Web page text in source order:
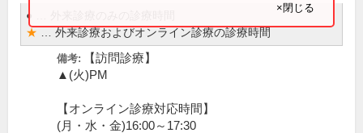
●
★ … 外来診療およびオンライン診療の診療時間
×閉じる
備考:
【訪問診療】
▲(火)PM
【オンライン診療対応時間】
(月・水・金)16:00～17:30